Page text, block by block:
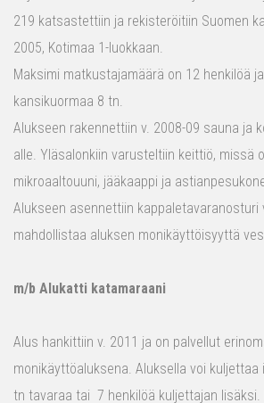
219 katsastettiin ja rekisteröitiin Suomen
2005, Kotimaa 1-luokkaan.
Maksimi matkustajamäärä on 12 henkilöä
kansikuormaa 8 tn.
Alukseen rakennettiin v. 2008-09 sauna ja
alle. Yläsalonkiin varusteltiin keittiö, missä
mikroaaltouuni, jääkaappi ja
Alukseen asennettiin kappaletavaranosturi
mahdollistaa aluksen monikäyttöisyyttä
m/b Alukatti katamaraani
Alus hankittiin v. 2011 ja on palvellut
monikäyttöaluksena. Aluksella voi kuljettaa
tn tavaraa tai 7 henkilöä kuljettajan lisäksi.